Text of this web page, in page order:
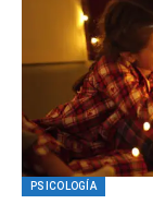
PSICOLOGÍA